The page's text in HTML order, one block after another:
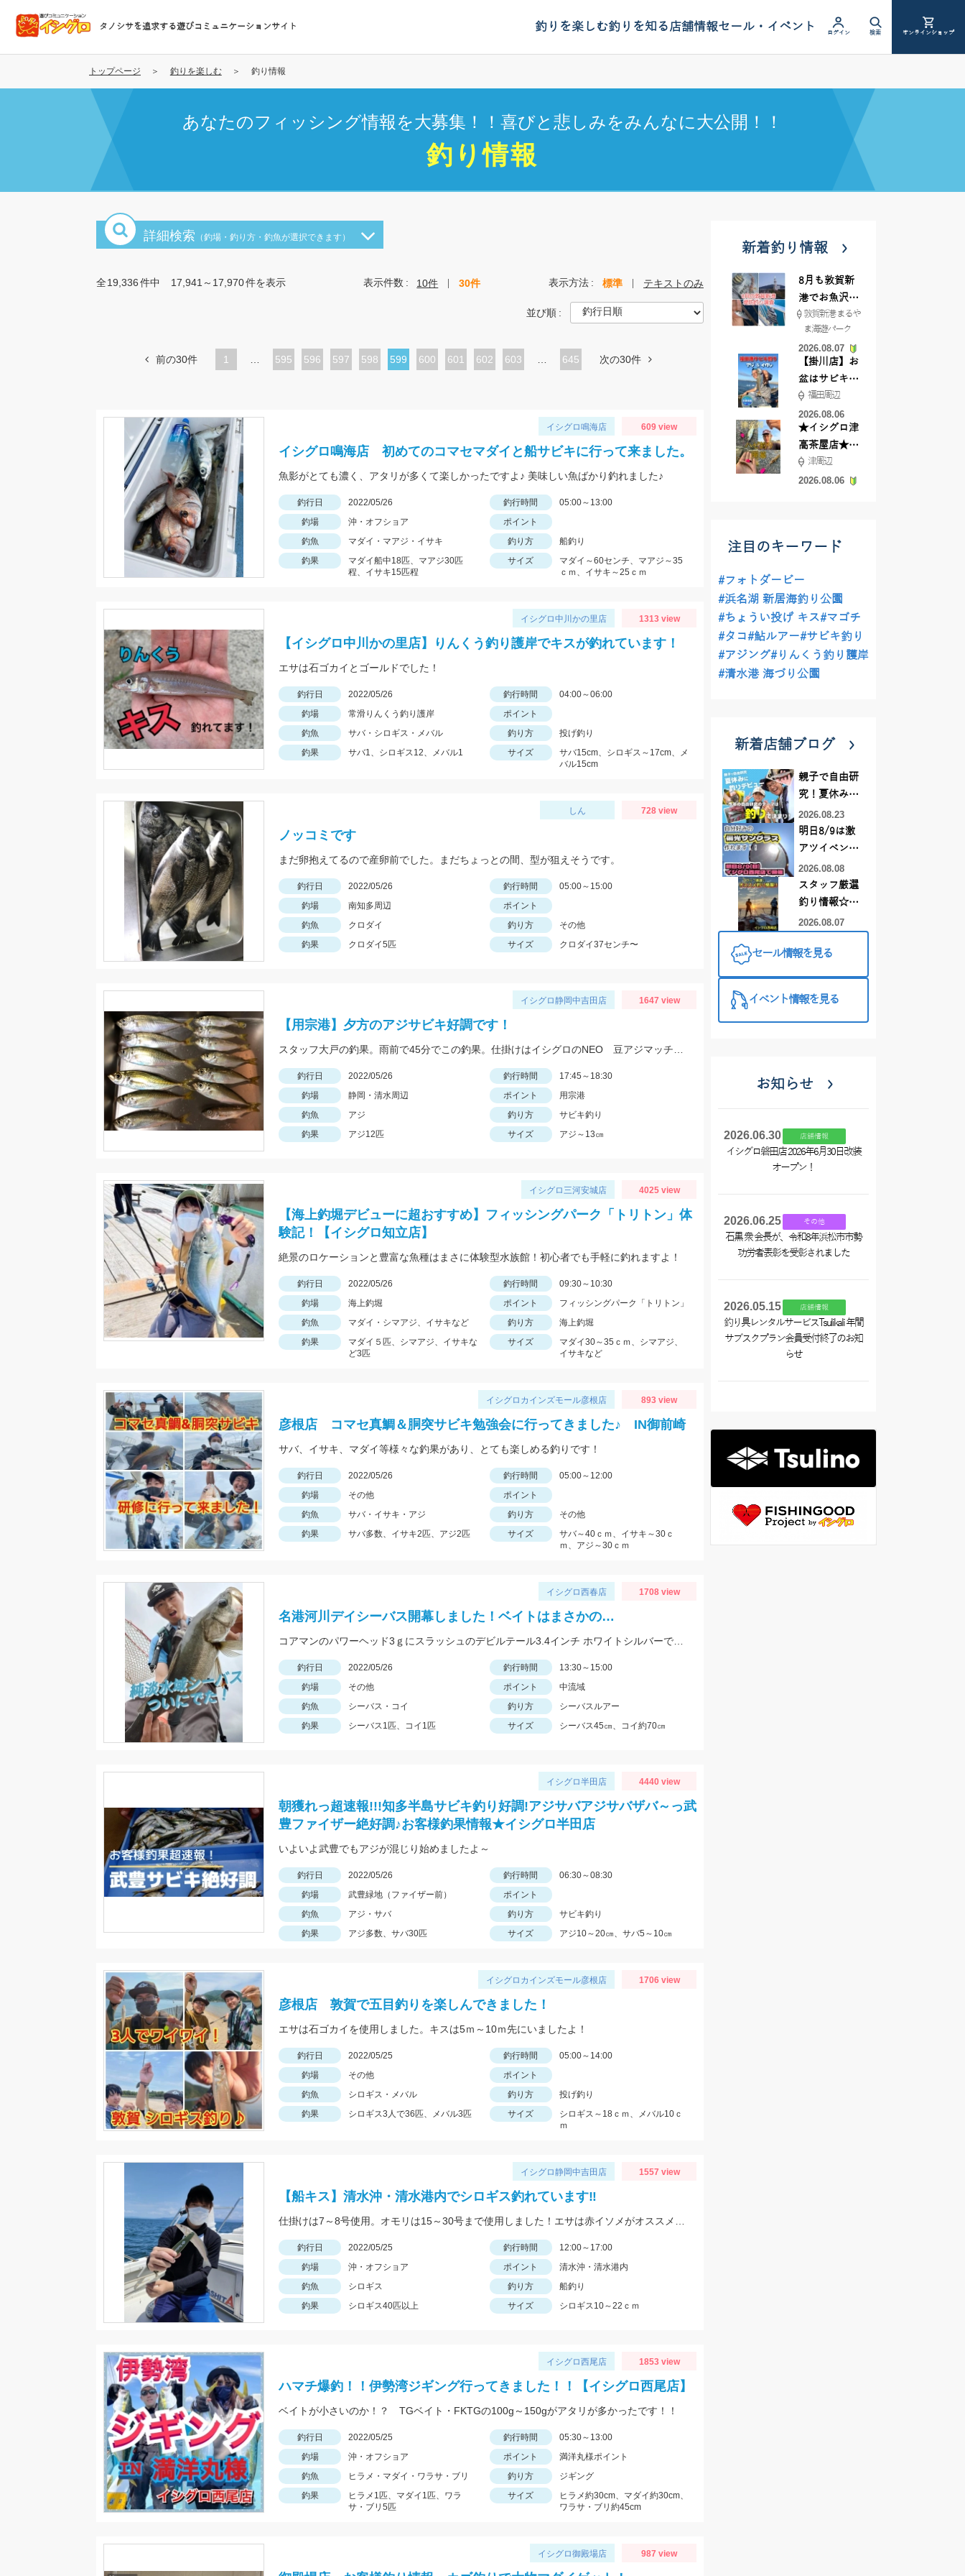
コ
テ
タノシサを追求する遊びコミュニケーションサイト 釣りを楽しむ釣りを知る店舗情報セール・イベント ログイン 検索 オンラインショップ
トップページ 釣りを楽しむ 釣り情報
あなたのフィッシング情報を大募集！！喜びと悲しみをみんなに大公開！！
釣り情報
詳細検索 （釣場・釣り方・釣魚が選択できます）
全19,336件中 17,941～17,970件を表示 表示件数 10件 30件 表示方法 標準 テキストのみ
並び順
前の30件 1
ペ
595
ペ
596
ペ
597
ペ
598
カ
ペ
599
ペ
600
ペ
601
ペ
602
ペ
603 645 次の30件
イシグロ鳴海店 609 view
イシグロ鳴海店 初めてのコマセマダイと船サビキに行って来ました。
魚影がとても濃く、アタリが多くて楽しかったですよ♪ 美味しい魚ばかり釣れました♪
釣行日 2022/05/26 釣行時間
05:00～13:00
釣場
沖・オフショア
ポイント
釣魚
マダイ・マアジ・イサキ 釣り方
船釣り
釣果
マダイ船中18匹、マアジ30匹
程、イサキ15匹程
サイズ
マダイ～60センチ、マアジ～35
ｃｍ、イサキ～25ｃｍ
イシグロ中川かの里店 1313 view
【イシグロ中川かの里店】りんくう釣り護岸でキスが釣れています！
エサは石ゴカイとゴールドでした！
釣行日 2022/05/26 釣行時間
04:00～06:00
釣場
常滑りんくう釣り護岸
ポイント
釣魚
サバ・シロギス・メバル 釣り方
投げ釣り
釣果
サバ1、シロギス12、メバル1 サイズ
サバ15cm、シロギス～17cm、メ
バル15cm
しん 728 view
ノッコミです
まだ卵抱えてるので産卵前でした。まだちょっとの間、型が狙えそうです。
釣行日 2022/05/26 釣行時間
05:00～15:00
釣場
南知多周辺
ポイント
釣魚
クロダイ 釣り方
その他
釣果
クロダイ5匹 サイズ クロダイ37センチ〜
イシグロ静岡中吉田店 1647 view
【用宗港】夕方のアジサビキ好調です！
釣行日 2022/05/26 釣行時間
17:45～18:30
釣場
静岡・清水周辺 ポイント
用宗港
釣魚
アジ 釣り方
サビキ釣り
釣果
アジ12匹 サイズ アジ～13㎝
イシグロ三河安城店 4025 view
【海上釣堀デビューに超おすすめ】フィッシングパーク「トリトン」体
験記！【イシグロ知立店】
絶景のロケーションと豊富な魚種はまさに体験型水族館！初心者でも手軽に釣れますよ！
釣行日 2022/05/26 釣行時間
09:30～10:30
釣場
海上釣堀 ポイント
フィッシングパーク「トリトン」
釣魚
マダイ・シマアジ、イサキなど 釣り方
海上釣堀
釣果
マダイ５匹、シマアジ、イサキな
ど3匹
サイズ
マダイ30～35ｃｍ、シマアジ、
イサキなど
イシグロカインズモール彦根店 893 view
彦根店 コマセ真鯛＆胴突サビキ勉強会に行ってきました♪ IN御前崎
サバ、イサキ、マダイ等様々な釣果があり、とても楽しめる釣りです！
釣行日 2022/05/26 釣行時間
05:00～12:00
釣場
その他
ポイント
釣魚
サバ・イサキ・アジ 釣り方
その他
釣果
サバ多数、イサキ2匹、アジ2匹 サイズ
サバ～40ｃｍ、イサキ～30ｃ
ｍ、アジ～30ｃｍ
イシグロ西春店 1708 view
名港河川デイシーバス開幕しました！ベイトはまさかの…
釣行日 2022/05/26 釣行時間
13:30～15:00
釣場
その他 ポイント
中流域
釣魚
シーバス・コイ 釣り方
シーバスルアー
釣果
シーバス1匹、コイ1匹 サイズ シーバス45㎝、コイ約70㎝
イシグロ半田店 4440 view
朝獲れっ超速報!!!知多半島サビキ釣り好調!アジサバアジサバザバ～っ武
豊ファイザー絶好調♪お客様釣果情報★イシグロ半田店
いよいよ武豊でもアジが混じり始めましたよ～
釣行日 2022/05/26 釣行時間
06:30～08:30
釣場
武豊緑地（ファイザー前）
ポイント
釣魚
アジ・サバ 釣り方
サビキ釣り
釣果
アジ多数、サバ30匹 サイズ アジ10～20㎝、サバ5～10㎝
イシグロカインズモール彦根店 1706 view
彦根店 敦賀で五目釣りを楽しんできました！
エサは石ゴカイを使用しました。キスは5ｍ～10ｍ先にいましたよ！
釣行日 2022/05/25 釣行時間
05:00～14:00
釣場
その他
ポイント
釣魚
シロギス・メバル 釣り方
投げ釣り
釣果
シロギス3人で36匹、メバル3匹 サイズ
シロギス～18ｃｍ、メバル10ｃ
ｍ
イシグロ静岡中吉田店 1557 view
【船キス】清水沖・清水港内でシロギス釣れています‼
釣行日 2022/05/25 釣行時間
12:00～17:00
釣場
沖・オフショア ポイント
清水沖・清水港内
釣魚
シロギス 釣り方
船釣り
釣果
シロギス40匹以上 サイズ シロギス10～22ｃｍ
イシグロ西尾店 1853 view
ハマチ爆釣！！伊勢湾ジギング行ってきました！！【イシグロ西尾店】
ベイトが小さいのか！？ TGベイト・FKTGの100g～150gがアタリが多かったです！！
釣行日 2022/05/25 釣行時間
05:30～13:00
釣場
沖・オフショア ポイント
満洋丸様ポイント
釣魚
ヒラメ・マダイ・ワラサ・ブリ 釣り方
ジギング
釣果
ヒラメ1匹、マダイ1匹、ワラ
サ・ブリ5匹
サイズ
ヒラメ約30cm、マダイ約30cm、
ワラサ・ブリ約45cm
イシグロ御殿場店 987 view
新着釣り情報
8月も敦賀新
港でお魚沢山
♪ イシグロ彦
根店
敦賀新港 まるや
ま海遊パーク
2026.08.07
【掛川店】お
盆はサビキ釣
りいきません
か?
福田周辺
2026.08.06
★イシグロ津
高茶屋店★津
近郊ハゼ釣れ
てます！
津周辺
2026.08.06
注目のキーワード
#フォトダービー
#浜名湖 新居海釣り公園
#ちょうい投げ キス#マゴチ
#タコ#鮎ルアー#サビキ釣り
#アジング#りんくう釣り護岸
#清水港 海づり公園
新着店舗ブログ
親子で自由研
究！夏休みに
釣りデビュー
2026.08.23
明日8/9は激
アツイベント
日！！！～オ
ーダー偏光グ
ラス受注会～
2026.08.08
スタッフ厳選
釣り情報☆彡
連休は何釣り
♪【イシグロ
2026.08.07
セール情報を見る
イベント情報を見る
お知らせ
2026.06.30 店舗情報
イシグロ磐田店 2026年6月30日改装
オープン！
2026.06.25 その他
石黒 衆 会長が、令和8年浜松市市勢
功労者表彰を受彰されました
2026.05.15 店舗情報
釣り具レンタルサービスTsulikali 年間
サブスクプラン会員受付終了のお知
らせ